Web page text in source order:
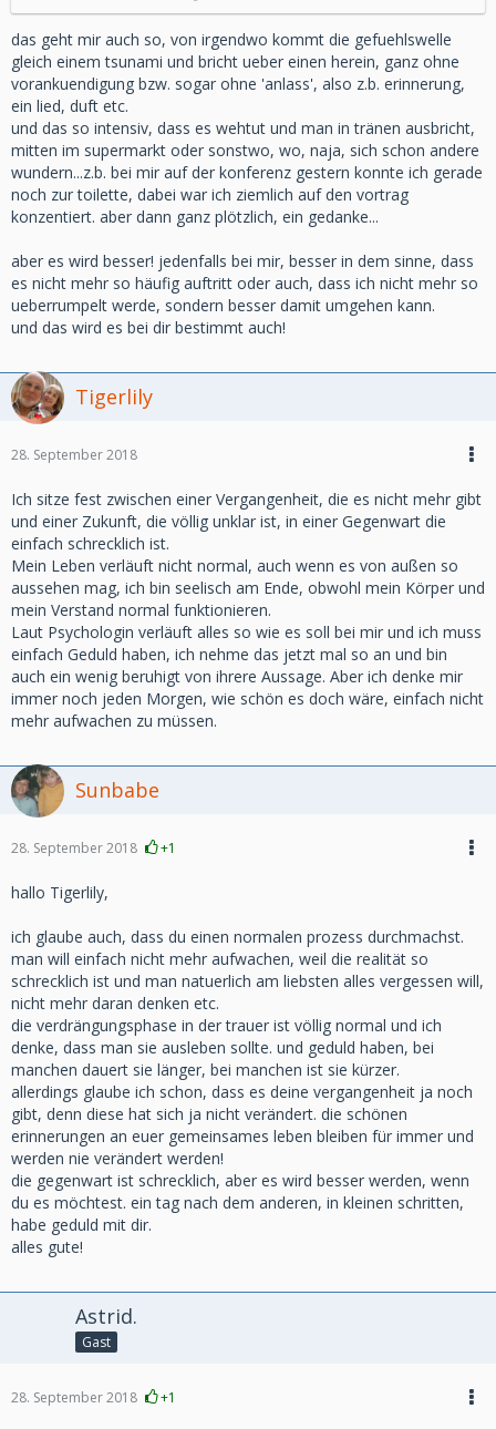
das geht mir auch so, von irgendwo kommt die gefuehlswelle
gleich einem tsunami und bricht ueber einen herein, ganz ohne
vorankuendigung bzw. sogar ohne 'anlass', also z.b. erinnerung,
ein lied, duft etc.
und das so intensiv, dass es wehtut und man in tränen ausbricht,
mitten im supermarkt oder sonstwo, wo, naja, sich schon andere
wundern...z.b. bei mir auf der konferenz gestern konnte ich gerade
noch zur toilette, dabei war ich ziemlich auf den vortrag
konzentiert. aber dann ganz plötzlich, ein gedanke...
aber es wird besser! jedenfalls bei mir, besser in dem sinne, dass
es nicht mehr so häufig auftritt oder auch, dass ich nicht mehr so
ueberrumpelt werde, sondern besser damit umgehen kann.
und das wird es bei dir bestimmt auch!
Tigerlily
28. September 2018
Ich sitze fest zwischen einer Vergangenheit, die es nicht mehr gibt
und einer Zukunft, die völlig unklar ist, in einer Gegenwart die
einfach schrecklich ist.
Mein Leben verläuft nicht normal, auch wenn es von außen so
aussehen mag, ich bin seelisch am Ende, obwohl mein Körper und
mein Verstand normal funktionieren.
Laut Psychologin verläuft alles so wie es soll bei mir und ich muss
einfach Geduld haben, ich nehme das jetzt mal so an und bin
auch ein wenig beruhigt von ihrere Aussage. Aber ich denke mir
immer noch jeden Morgen, wie schön es doch wäre, einfach nicht
mehr aufwachen zu müssen.
Sunbabe
28. September 2018 +1
hallo Tigerlily,
ich glaube auch, dass du einen normalen prozess durchmachst.
man will einfach nicht mehr aufwachen, weil die realität so
schrecklich ist und man natuerlich am liebsten alles vergessen will,
nicht mehr daran denken etc.
die verdrängungsphase in der trauer ist völlig normal und ich
denke, dass man sie ausleben sollte. und geduld haben, bei
manchen dauert sie länger, bei manchen ist sie kürzer.
allerdings glaube ich schon, dass es deine vergangenheit ja noch
gibt, denn diese hat sich ja nicht verändert. die schönen
erinnerungen an euer gemeinsames leben bleiben für immer und
werden nie verändert werden!
die gegenwart ist schrecklich, aber es wird besser werden, wenn
du es möchtest. ein tag nach dem anderen, in kleinen schritten,
habe geduld mit dir.
alles gute!
Astrid.
Gast
28. September 2018 +1